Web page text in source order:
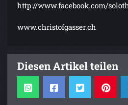
http://www.facebook.com/
www.christofgasser.ch
Diesen Artikel teilen